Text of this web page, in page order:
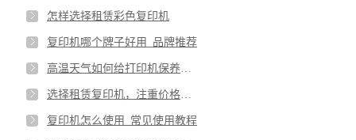
怎样选择租赁彩色复印机
复印机哪个牌子好用_品牌推荐
高温天气如何给打印机保养降温
选择租赁复印机，注重价格还是品质？
复印机怎么使用_常见使用教程